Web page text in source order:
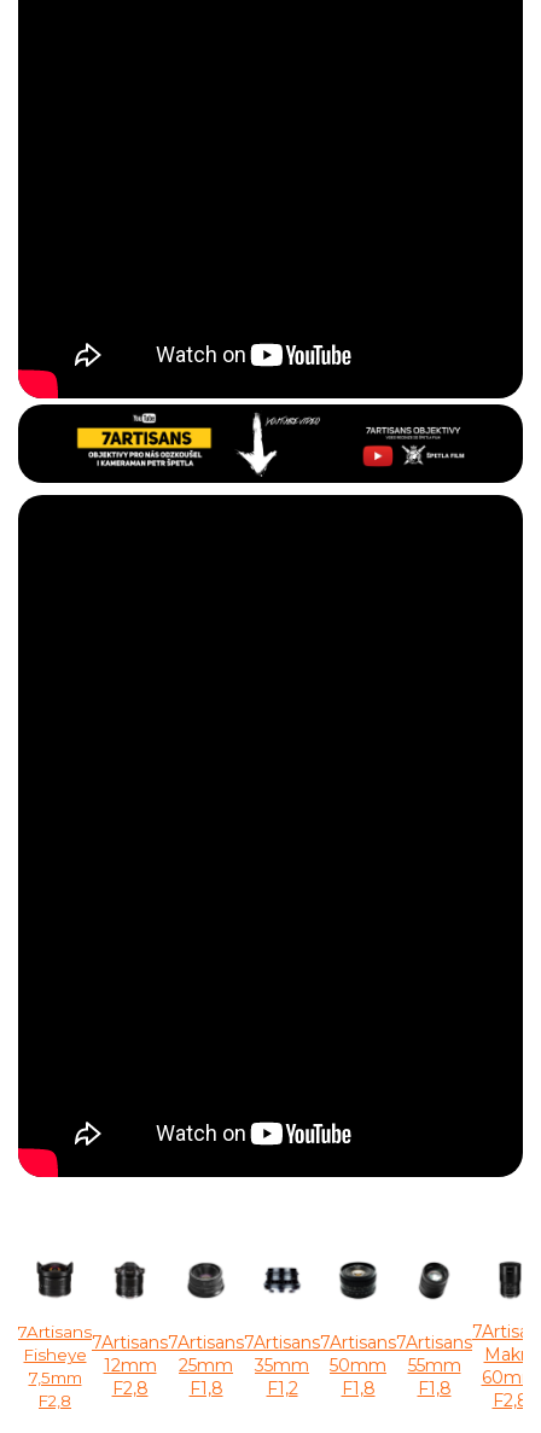
7Artisans
Fisheye
7,5mm
F2,8
7Artisans
12mm
F2,8
7Artisans
25mm
F1,8
7Artisans
35mm
F1,2
7Artisans
50mm
F1,8
7Artisans
55mm
F1,8
Makro
60mm
F2,8